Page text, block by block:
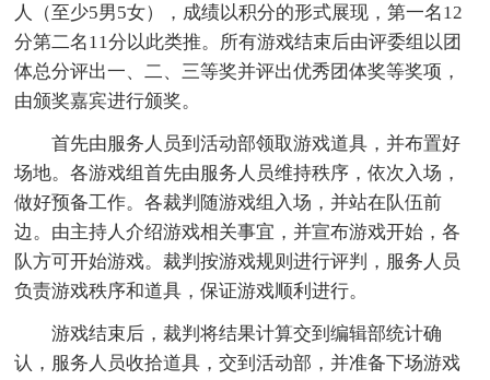
人（至少5男5女），成绩以积分的形式展现，第一名12
分第二名11分以此类推。所有游戏结束后由评委组以团
体总分评出一、二、三等奖并评出优秀团体奖等奖项，
由颁奖嘉宾进行颁奖。
首先由服务人员到活动部领取游戏道具，并布置好
场地。各游戏组首先由服务人员维持秩序，依次入场，
做好预备工作。各裁判随游戏组入场，并站在队伍前
边。由主持人介绍游戏相关事宜，并宣布游戏开始，各
队方可开始游戏。裁判按游戏规则进行评判，服务人员
负责游戏秩序和道具，保证游戏顺利进行。
游戏结束后，裁判将结果计算交到编辑部统计确
认，服务人员收拾道具，交到活动部，并准备下场游戏